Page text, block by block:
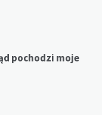
pochodzi moje